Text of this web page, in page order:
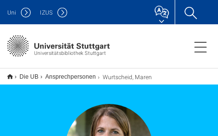
Universitätsbibliothek Stuttgart
Uni IZUS
Die UB Ansprechpersonen Wurtscheid, Maren